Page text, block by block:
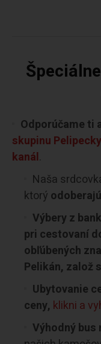
Odporúčame ti
skupinu
kanál.
Naša
ktorý
Výbery z
pri cestovaní
obľúbených
Pelikán, založ
Ubytovanie
ceny, klikni a
Výhodný bus